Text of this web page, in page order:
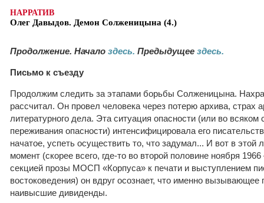
НАРРАТИВ
Олег Давыдов. Демон Солженицына (4.)
Продолжение. Начало здесь. Предыдущее здесь.
Письмо к съезду
Продолжим следить за этапами борьбы Солженицына.
рассчитал. Он провел человека через потерю архива, страх
литературного дела. Эта ситуация опасности (или во всяком
переживания опасности) интенсифицировала его
начатое, успеть осуществить то, что задумал... И вот в этой
момент (скорее всего, где-то во второй половине ноября
секцией прозы МОСП «Корпуса» к печати и выступлением
востоковедения) он вдруг осознает, что именно вызывающее
наивысшие дивиденды.